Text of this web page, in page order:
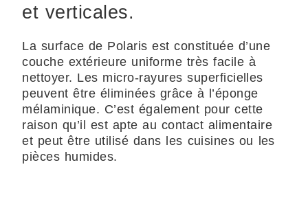
et verticales.
La surface de Polaris est constituée d’une
couche extérieure uniforme très facile à
nettoyer. Les micro-rayures superficielles
peuvent être éliminées grâce à l’éponge
mélaminique. C’est également pour cette
raison qu’il est apte au contact alimentaire
et peut être utilisé dans les cuisines ou les
pièces humides.